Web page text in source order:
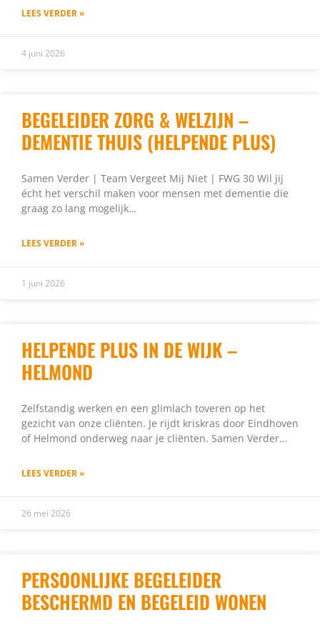
LEES VERDER »
4 juni 2026
BEGELEIDER ZORG & WELZIJN –
DEMENTIE THUIS (HELPENDE PLUS)
Samen Verder | Team Vergeet Mij Niet | FWG 30 Wil jij
écht het verschil maken voor mensen met dementie die
graag zo lang mogelijk…
LEES VERDER »
1 juni 2026
HELPENDE PLUS IN DE WIJK –
HELMOND
Zelfstandig werken en een glimlach toveren op het
gezicht van onze cliënten. Je rijdt kriskras door Eindhoven
of Helmond onderweg naar je cliënten. Samen Verder…
LEES VERDER »
26 mei 2026
PERSOONLIJKE BEGELEIDER
BESCHERMD EN BEGELEID WONEN